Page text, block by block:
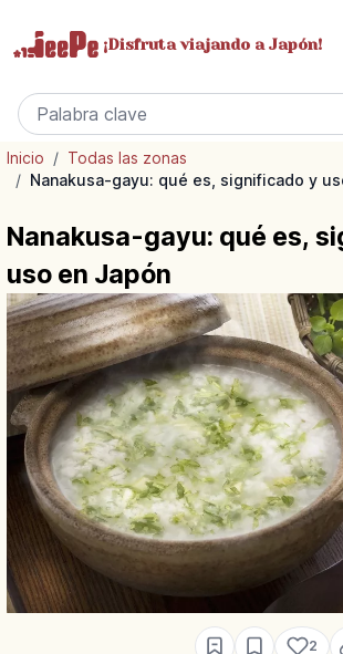
¡Disfrutaviajando a Japón!
Inicio / Todas las zonas
/ Nanakusa-gayu: qué es, significado y
Nanakusa-gayu: qué es,
uso en Japón
2